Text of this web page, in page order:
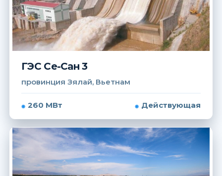
ГЭС Се-Сан 3
провинция Зялай, Вьетнам
260 МВт Действующая